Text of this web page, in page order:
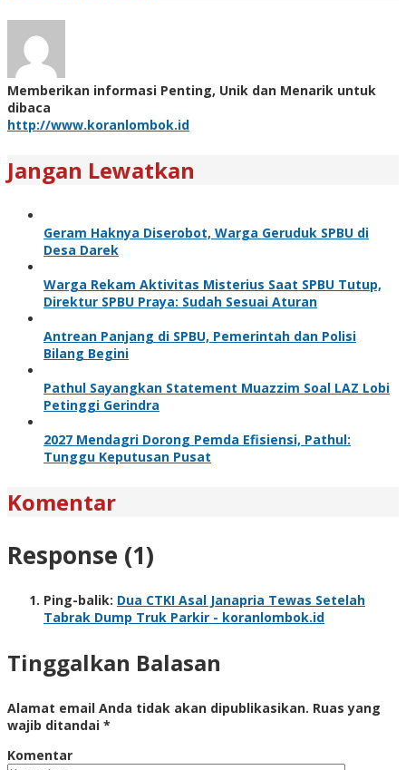
Memberikan informasi Penting, Unik dan Menarik untuk
dibaca
http://www.koranlombok.id
Jangan Lewatkan
Geram Haknya Diserobot, Warga Geruduk SPBU di
Desa Darek
Warga Rekam Aktivitas Misterius Saat SPBU Tutup,
Direktur SPBU Praya: Sudah Sesuai Aturan
Antrean Panjang di SPBU, Pemerintah dan Polisi
Bilang Begini
Pathul Sayangkan Statement Muazzim Soal LAZ Lobi
Petinggi Gerindra
2027 Mendagri Dorong Pemda Efisiensi, Pathul:
Tunggu Keputusan Pusat
Komentar
Response (1)
Ping-balik: Dua CTKI Asal Janapria Tewas Setelah
Tabrak Dump Truk Parkir - koranlombok.id
Tinggalkan Balasan
Alamat email Anda tidak akan dipublikasikan. Ruas yang
wajib ditandai *
Komentar